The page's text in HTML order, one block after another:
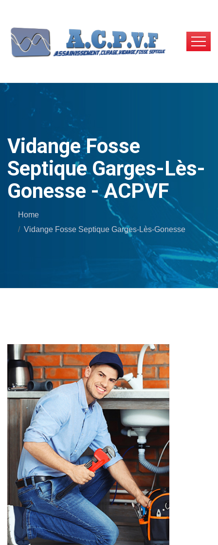
Vidange Fosse
Septique Garges-Lès-
Gonesse - ACPVF
Home
Vidange Fosse Septique Garges-Lès-Gonesse